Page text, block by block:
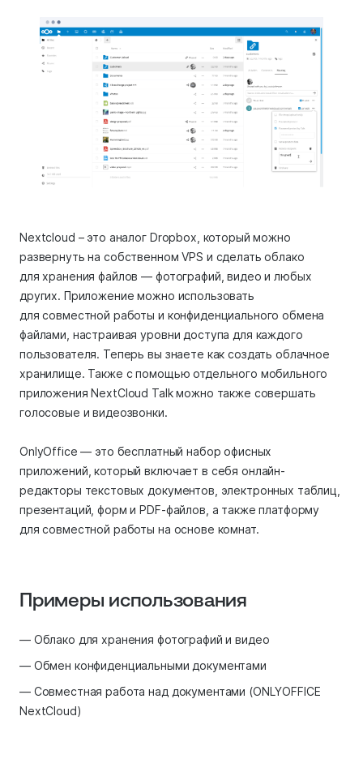
Nextcloud – это аналог Dropbox, который можно
развернуть на собственном VPS и сделать облако
для хранения файлов — фотографий, видео и любых
других. Приложение можно использовать
для совместной работы и конфиденциального обмена
файлами, настраивая уровни доступа для каждого
пользователя. Теперь вы знаете как создать облачное
хранилище. Также с помощью отдельного мобильного
приложения NextCloud Talk можно также совершать
голосовые и видеозвонки.
OnlyOffice — это бесплатный набор офисных
приложений, который включает в себя онлайн-
редакторы текстовых документов, электронных таблиц,
презентаций, форм и PDF-файлов, а также платформу
для совместной работы на основе комнат.
Примеры использования
— Облако для хранения фотографий и видео
— Обмен конфиденциальными документами
— Совместная работа над документами (ONLYOFFICE
NextCloud)